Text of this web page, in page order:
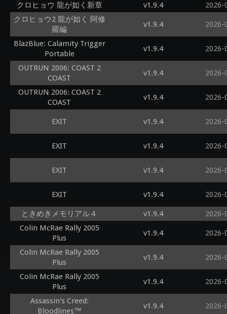
クロヒョウ 龍が如く新章 v1.9.4
2026-
クロヒョウ2 龍が如く 阿修
羅編
v1.9.4 2026-
BlazBlue: Calamity Trigger
Portable
v1.9.4 2026-
OUTRUN 2006: COAST 2
COAST
v1.9.4 2026-
OUTRUN 2006: COAST 2
COAST
v1.9.4 2026-
EXIT v1.9.4 2026-
EXIT v1.9.4 2026-
EXIT v1.9.4 2026-
EXIT v1.9.4 2026-
ときめきメモリアル４ v1.9.4
2026-
Colin McRae Rally 2005
Plus
v1.9.4 2026-
Colin McRae Rally 2005
Plus
v1.9.4 2026-
Colin McRae Rally 2005
Plus
v1.9.4 2026-
Assassin's Creed:
Bloodlines™
v1.9.4 2026-